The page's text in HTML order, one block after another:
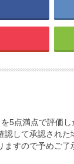
5点満点で評価
して承認され
すので予めご了